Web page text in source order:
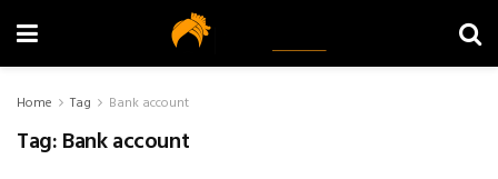
Home Tag Bank account
Tag: Bank account